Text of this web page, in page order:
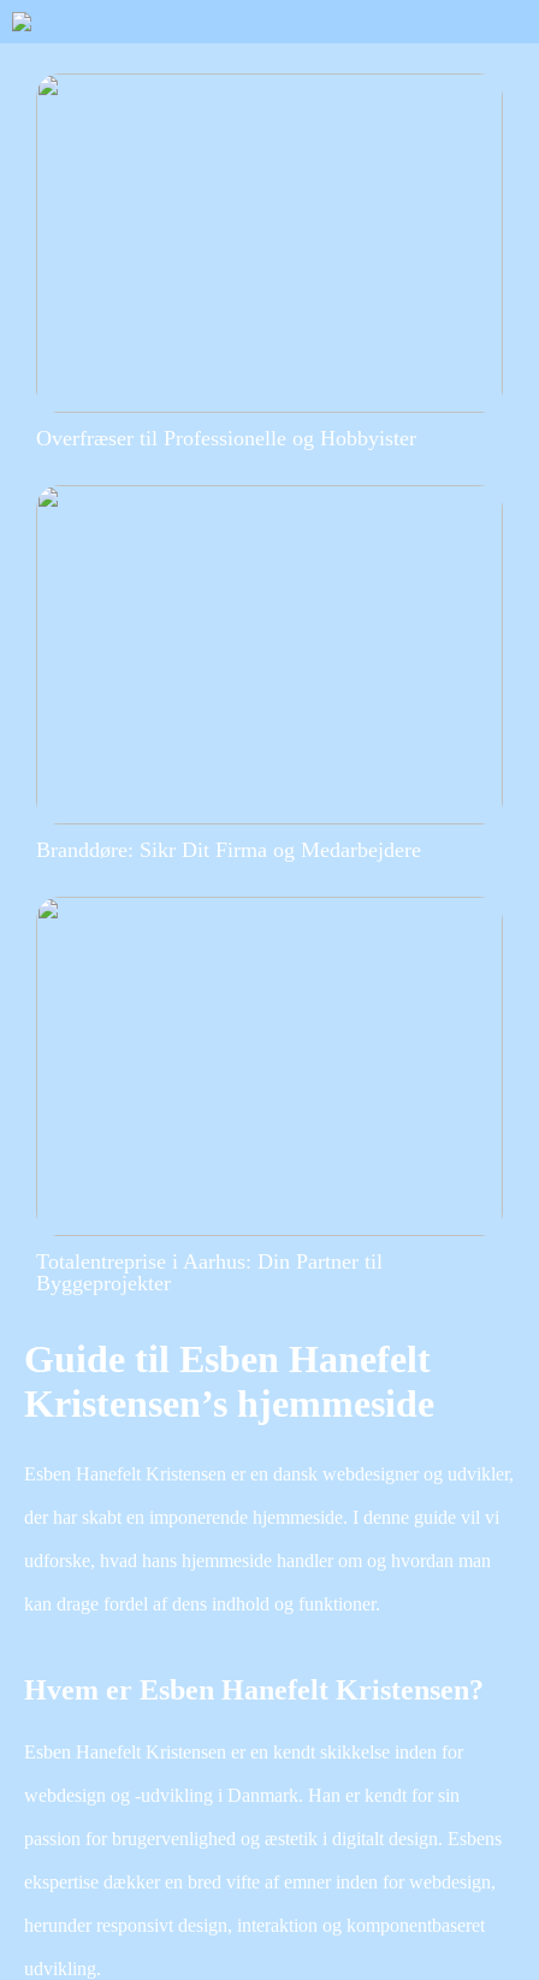
Overfræser til Professionelle og Hobbyister
Branddøre: Sikr Dit Firma og Medarbejdere
Totalentreprise i Aarhus: Din Partner til
Byggeprojekter
Guide til Esben Hanefelt
Kristensen’s hjemmeside
Esben Hanefelt Kristensen er en dansk webdesigner og udvikler,
der har skabt en imponerende hjemmeside. I denne guide vil vi
udforske, hvad hans hjemmeside handler om og hvordan man
kan drage fordel af dens indhold og funktioner.
Hvem er Esben Hanefelt Kristensen?
Esben Hanefelt Kristensen er en kendt skikkelse inden for
webdesign og -udvikling i Danmark. Han er kendt for sin
passion for brugervenlighed og æstetik i digitalt design. Esbens
ekspertise dækker en bred vifte af emner inden for webdesign,
herunder responsivt design, interaktion og komponentbaseret
udvikling.